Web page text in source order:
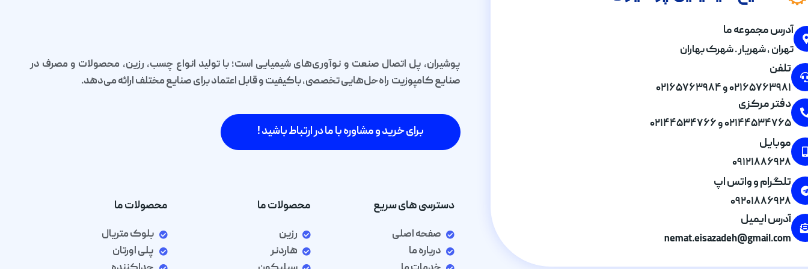
آدرس مجموعه ما
تهران , شهریار . شهرک بهاران
تلفن
۰۲۱۶۵۷۶۳۹۸۱ و ۰۲۱۶۵۷۶۳۹۸۴
دفتر مرکزی
۰۲۱۴۴۵۳۴۷۶۵ و ۰۲۱۴۴۵۳۴۷۶۶
موبایل
۰۹۱۲۱۸۸۶۹۲۸
تلگرام و واتس اپ
۰۹۲۰۱۸۸۶۹۲۸
آدرس ایمیل
nemat.eisazadeh@gmail.com
پوشیران، پل اتصال صنعت و نوآوری‌های شیمیایی است؛ با تولید انواع چسب، رزین، محصولات و مصرف در
صنایع کامپوزیت راه‌حل‌هایی تخصصی، باکیفیت و قابل اعتماد برای صنایع مختلف ارائه می‌دهد.
برای خرید و مشاوره با ما در ارتباط باشید !
دسترسی های سریع
صفحه اصلی
درباره ما
محصولات ما
رزین
هاردنر
محصولات ما
بلوک متریال
پلی اورتان